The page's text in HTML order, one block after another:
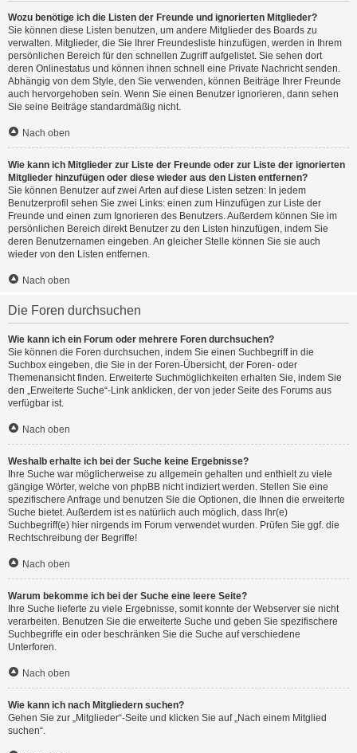
Wozu benötige ich die Listen der Freunde und ignorierten Mitglieder?
Sie können diese Listen benutzen, um andere Mitglieder des Boards zu
verwalten. Mitglieder, die Sie Ihrer Freundesliste hinzufügen, werden in Ihrem
persönlichen Bereich für den schnellen Zugriff aufgelistet. Sie sehen dort
deren Onlinestatus und können ihnen schnell eine Private Nachricht senden.
Abhängig von dem Style, den Sie verwenden, können Beiträge Ihrer Freunde
auch hervorgehoben sein. Wenn Sie einen Benutzer ignorieren, dann sehen
Sie seine Beiträge standardmäßig nicht.
Nach oben
Wie kann ich Mitglieder zur Liste der Freunde oder zur Liste der ignorierten
Mitglieder hinzufügen oder diese wieder aus den Listen entfernen?
Sie können Benutzer auf zwei Arten auf diese Listen setzen: In jedem
Benutzerprofil sehen Sie zwei Links: einen zum Hinzufügen zur Liste der
Freunde und einen zum Ignorieren des Benutzers. Außerdem können Sie im
persönlichen Bereich direkt Benutzer zu den Listen hinzufügen, indem Sie
deren Benutzernamen eingeben. An gleicher Stelle können Sie sie auch
wieder von den Listen entfernen.
Nach oben
Die Foren durchsuchen
Wie kann ich ein Forum oder mehrere Foren durchsuchen?
Sie können die Foren durchsuchen, indem Sie einen Suchbegriff in die
Suchbox eingeben, die Sie in der Foren-Übersicht, der Foren- oder
Themenansicht finden. Erweiterte Suchmöglichkeiten erhalten Sie, indem Sie
den „Erweiterte Suche“-Link anklicken, der von jeder Seite des Forums aus
verfügbar ist.
Nach oben
Weshalb erhalte ich bei der Suche keine Ergebnisse?
Ihre Suche war möglicherweise zu allgemein gehalten und enthielt zu viele
gängige Wörter, welche von phpBB nicht indiziert werden. Stellen Sie eine
spezifischere Anfrage und benutzen Sie die Optionen, die Ihnen die erweiterte
Suche bietet. Außerdem ist es natürlich auch möglich, dass Ihr(e)
Suchbegriff(e) hier nirgends im Forum verwendet wurden. Prüfen Sie ggf. die
Rechtschreibung der Begriffe!
Nach oben
Warum bekomme ich bei der Suche eine leere Seite?
Ihre Suche lieferte zu viele Ergebnisse, somit konnte der Webserver sie nicht
verarbeiten. Benutzen Sie die erweiterte Suche und geben Sie spezifischere
Suchbegriffe ein oder beschränken Sie die Suche auf verschiedene
Unterforen.
Nach oben
Wie kann ich nach Mitgliedern suchen?
Gehen Sie zur „Mitglieder“-Seite und klicken Sie auf „Nach einem Mitglied
suchen“.